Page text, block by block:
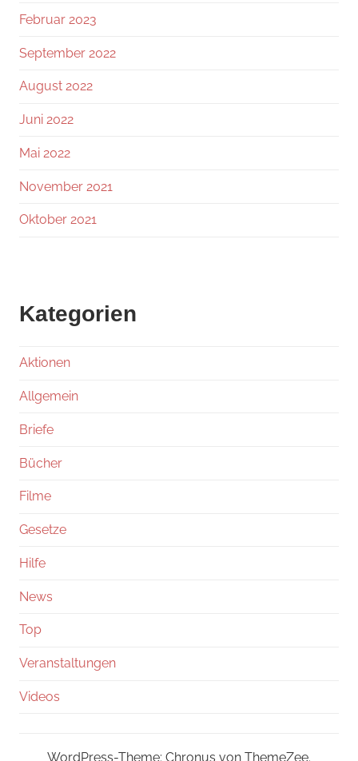
Februar 2023
September 2022
August 2022
Juni 2022
Mai 2022
November 2021
Oktober 2021
Kategorien
Aktionen
Allgemein
Briefe
Bücher
Filme
Gesetze
Hilfe
News
Top
Veranstaltungen
Videos
WordPress-Theme: Chronus von ThemeZee.